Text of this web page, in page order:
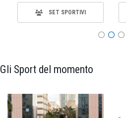
SET SPORTIVI
Gli Sport del momento